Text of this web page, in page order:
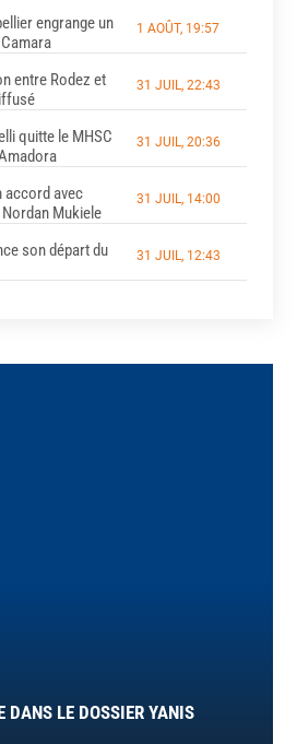
engrange un
1 AOÛT, 19:57
entre Rodez et
31 JUIL, 22:43
quitte le MHSC
31 JUIL, 20:36
accord avec
Mukiele
31 JUIL, 14:00
son départ du
31 JUIL, 12:43
DANS LE DOSSIER YANIS